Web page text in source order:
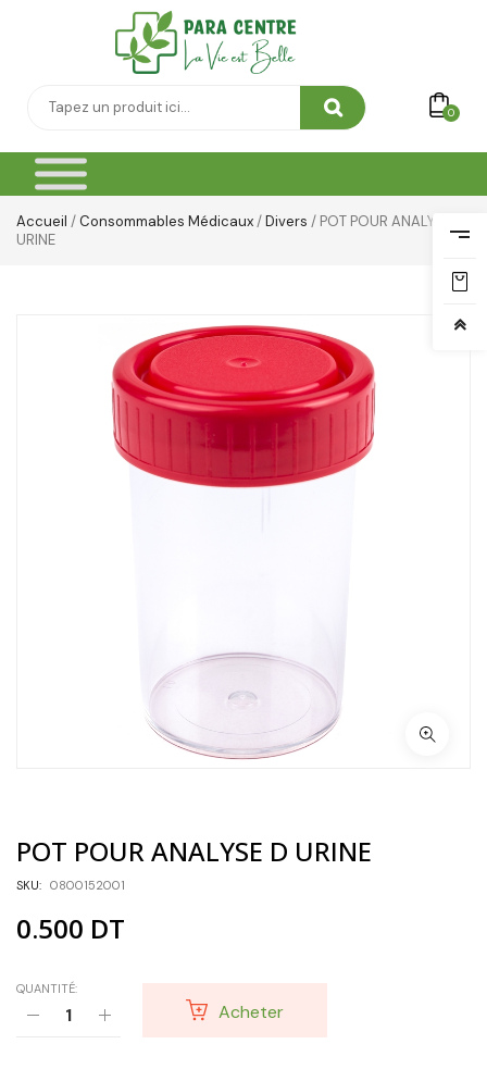
0
Accueil /Consommables Médicaux/Divers / POT POUR ANALYSE D
URINE
POT POUR ANALYSE D URINE
SKU: 0800152001
0.500 DT
QUANTITÉ:
Acheter
Thé & Tisanes
Toilette & Soin Bébé
Vêtement Amincissant